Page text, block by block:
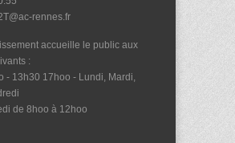
rennes.fr
accueille le public aux
:
- 13h30 17hoo - Lundi, Mardi,
de 8hoo à 12hoo